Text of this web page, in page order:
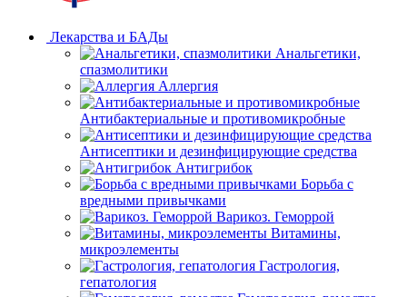
Лекарства и БАДы
Анальгетики,
спазмолитики
Аллергия
Антибактериальные и противомикробные
Антисептики и дезинфицирующие средства
Антигрибок
Борьба с
вредными привычками
Варикоз. Геморрой
Витамины,
микроэлементы
Гастрология,
гепатология